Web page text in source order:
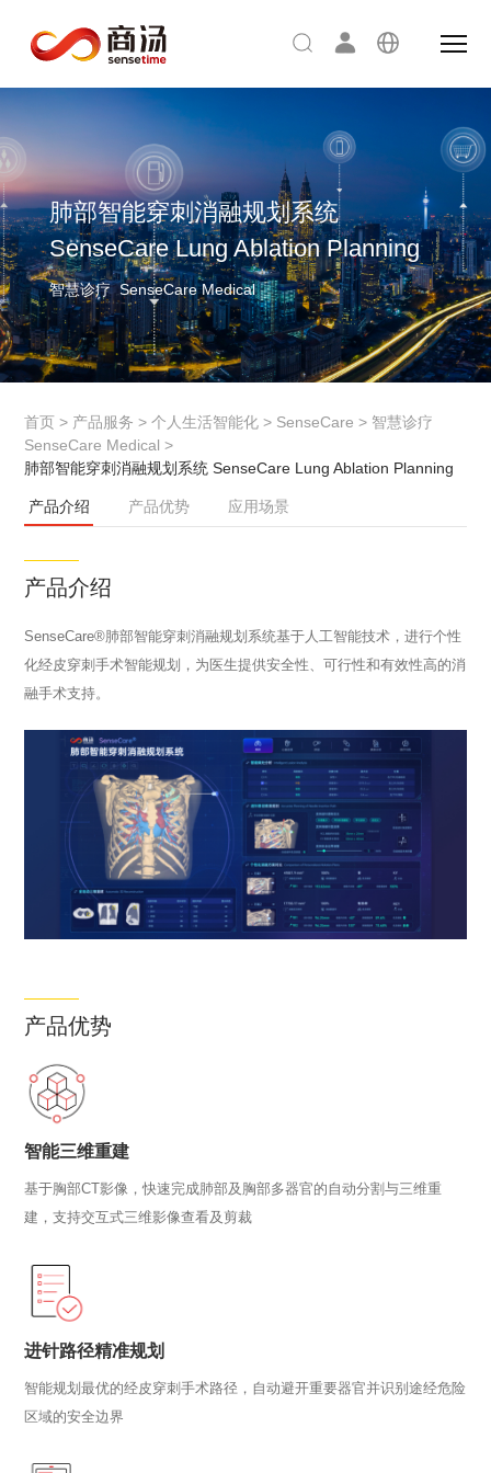
肺部智能穿刺消融规划系统
SenseCare Lung Ablation Planning
智慧诊疗 SenseCare Medical
首页 > 产品服务 >个人生活智能化 > SenseCare > 智慧诊疗
SenseCare Medical >
肺部智能穿刺消融规划系统 SenseCare Lung Ablation Planning
产品介绍 产品优势 应用场景
产品介绍
SenseCare®肺部智能穿刺消融规划系统基于人工智能技术，进行个性
化经皮穿刺手术智能规划，为医生提供安全性、可行性和有效性高的消
融手术支持。
产品优势
智能三维重建
基于胸部CT影像，快速完成肺部及胸部多器官的自动分割与三维重
建，支持交互式三维影像查看及剪裁
进针路径精准规划
智能规划最优的经皮穿刺手术路径，自动避开重要器官并识别途经危险
区域的安全边界